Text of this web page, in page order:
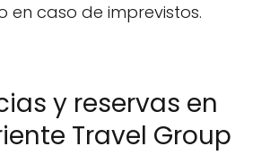
en caso de imprevistos.
y reservas en
Travel Group